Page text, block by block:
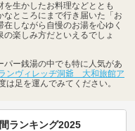
生かしたお料理などととも
ところにまで行き届いた「お
しながら自慢のお湯を心ゆく
楽しみ方だといえるでしょ
ー銭湯の中でも特に人気があ
ンヴィレッヂ洞爺 大和旅館ア
は足を運んでみてください。
ランキング2025